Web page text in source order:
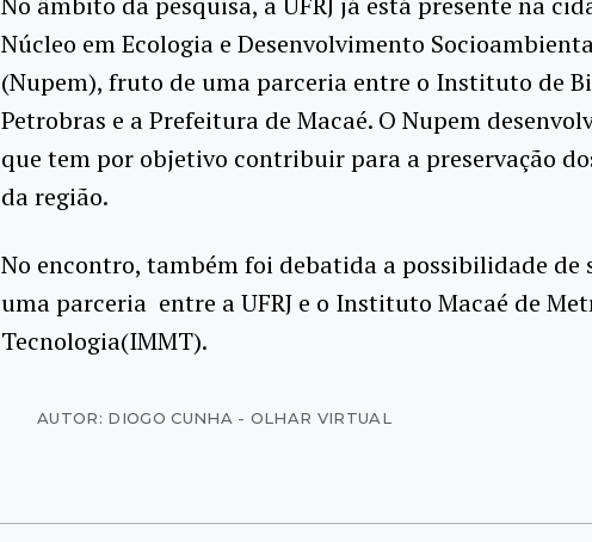
Núcleo em Ecologia e Desenvolvimento
(Nupem), fruto de uma parceria entre o Instituto de
Petrobras e a Prefeitura de Macaé. O Nupem
que tem por objetivo contribuir para a preservação
da região.
No encontro, também foi debatida a possibilidade de
uma parceria entre a UFRJ e o Instituto Macaé de
Tecnologia(IMMT).
AUTOR: DIOGO CUNHA - OLHAR VIRTUAL